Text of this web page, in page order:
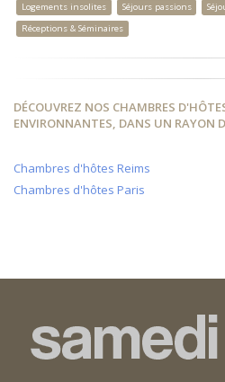
Logements insolites
Séjours passions
Réceptions & Séminaires
DÉCOUVREZ NOS CHAMBRES
ENVIRONNANTES, DANS UN RAYON
Chambres d'hôtes Reims
Chambres d'hôtes Paris